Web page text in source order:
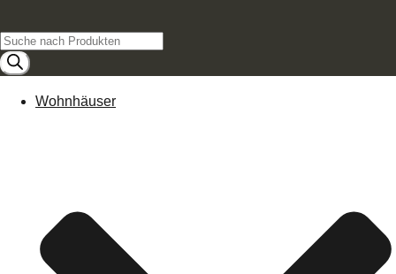
Products
search
Wohnhäuser